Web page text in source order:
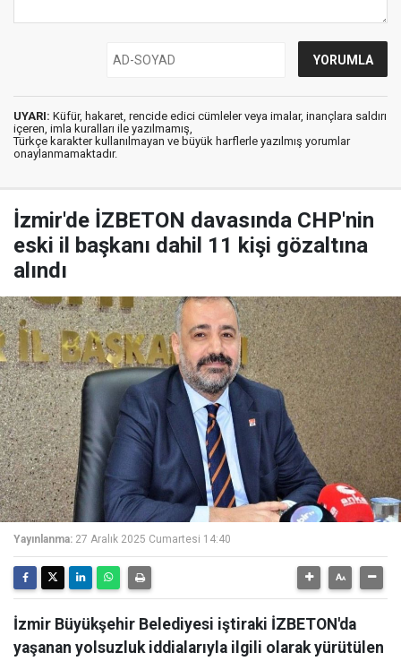
UYARI: Küfür, hakaret, rencide edici cümleler veya imalar, inançlara saldırı
içeren, imla kuralları ile yazılmamış,
Türkçe karakter kullanılmayan ve büyük harflerle yazılmış yorumlar
onaylanmamaktadır.
İzmir'de İZBETON davasında CHP'nin
eski il başkanı dahil 11 kişi gözaltına
alındı
Yayınlanma: 27 Aralık 2025 Cumartesi 14:40
İzmir Büyükşehir Belediyesi iştiraki İZBETON'da
yaşanan yolsuzluk iddialarıyla ilgili olarak yürütülen